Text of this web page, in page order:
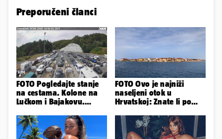
Preporučeni članci
FOTO Pogledajte stanje
na cestama. Kolone na
Lučkom i Bajakovu.
FOTO Ovo je najniži
naseljeni otok u
Hrvatskoj: Znate li po